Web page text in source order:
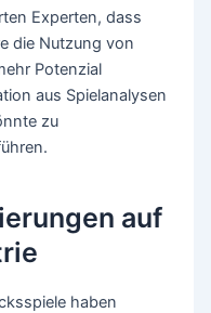
Experten, dass
die Nutzung von
Potenzial
aus Spielanalysen
zu
auf
haben